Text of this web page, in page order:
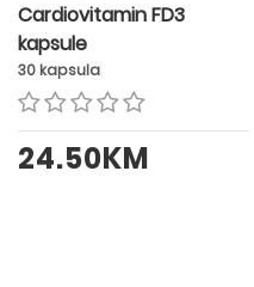
Cardiovitamin FD3
kapsule
30 kapsula
24.50KM